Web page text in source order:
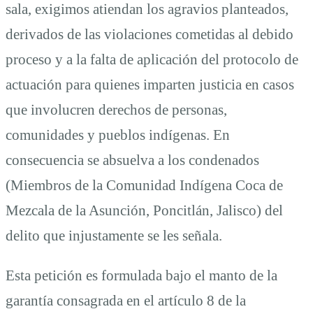
sala, exigimos atiendan los agravios planteados,
derivados de las violaciones cometidas al debido
proceso y a la falta de aplicación del protocolo de
actuación para quienes imparten justicia en casos
que involucren derechos de personas,
comunidades y pueblos indígenas. En
consecuencia se absuelva a los condenados
(Miembros de la Comunidad Indígena Coca de
Mezcala de la Asunción, Poncitlán, Jalisco) del
delito que injustamente se les señala.
Esta petición es formulada bajo el manto de la
garantía consagrada en el artículo 8 de la